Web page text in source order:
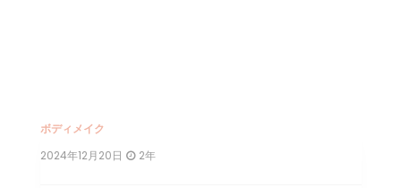
ボディメイク
2024年12月20日 2年